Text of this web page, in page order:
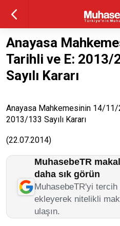
Anayasa
Tarihli ve E: 2013/
Sayılı Kararı
Anayasa Mahkemesinin 14/
2013/133 Sayılı Kararı
(22.07.2014)
MuhasebeTR
daha sık görün
MuhasebeTR'yi
ekleyerek nitelikli
ulaşın.